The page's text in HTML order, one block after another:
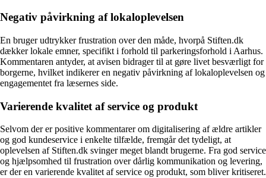
Negativ påvirkning af lokaloplevelsen
En bruger udtrykker frustration over den måde, hvorpå Stiften.dk
dækker lokale emner, specifikt i forhold til parkeringsforhold i Aarhus.
Kommentaren antyder, at avisen bidrager til at gøre livet besværligt for
borgerne, hvilket indikerer en negativ påvirkning af lokaloplevelsen og
engagementet fra læsernes side.
Varierende kvalitet af service og produkt
Selvom der er positive kommentarer om digitalisering af ældre artikler
og god kundeservice i enkelte tilfælde, fremgår det tydeligt, at
oplevelsen af Stiften.dk svinger meget blandt brugerne. Fra god service
og hjælpsomhed til frustration over dårlig kommunikation og levering,
er der en varierende kvalitet af service og produkt, som bliver kritiseret.